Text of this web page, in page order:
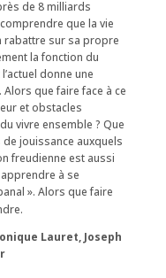
de 8 milliards
que la vie
rabattre sur sa propre
la fonction du
donne une
que faire face à ce
et obstacles
vivre ensemble ? Que
jouissance auxquels
freudienne est aussi
à se
». Alors que faire
Lauret, Joseph